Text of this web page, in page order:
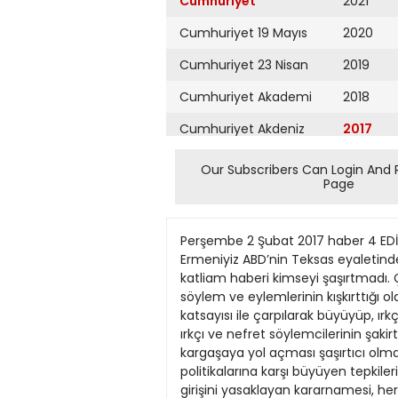
Cumhuriyet 19 Mayıs
Cumhuriyet 23 Nisan
Cumhuriyet Akademi
Cumhuriyet Akdeniz
Cumhuriyet Alışveriş
Cumhuriyet Ankara
Cumhuriyet Büyük
Taaruz
Cumhuriyet
Cumartesi
Cumhuriyet Çevre
2020
2019
2018
2017
2016
2015
2013
2012
2011
2010
2009
Our Subscribers Can Login And
Page
Perşembe 2 Şubat 2017 haber 4 EDİTÖR: ALPER İZBUL TASARIM: ŞÜKRAN İŞCAN ‘Korkusu yargılanmak’ Hepimiz Müslümanız Hepimiz Ermeniyiz ABD’nin Teksas eyaletindeki Victoria Camii’ndeki kundaklama olayı ile Kanada Quebec kentindeki Büyük Cami’deki silahlı katliam haberi kimseyi şaşırtmadı. Çünkü her ikisi de ısmarlanmış olan bu girişimler, ABD’nin yeni Başkanı Donald Trump’ın nefret söylem ve eylemlerinin kışkırttığı olaylardı. Trump’ın ırkçı ve İslamofobik politikaları, tavandan tabana doğru yayılırken ırkçılık ve cehalet katsayısı ile çarpılarak büyüyüp, ırkçı saldırılara veya nefret gösterilerine dönüşüyor. Şu anda dünyada konjonktür de, Trump benzeri ırkçı ve nefret söylemcilerinin şakirtlerinin çoğalmasına elverişli olduğundan, yeni ABD başkanının politikalarının çeşitli ülkelerde kargaşaya yol açması şaşırtıcı olmayacaktır. Ama olayın yalnız bu yanını görür de dünyanın dört bir yanında ve de ABD’de Trump’ın ırkçı politikalarına karşı büyüyen tepkileri ıskalarsak tablo eksik kalır. HHH Gerçekten, Trump’ın yedi Müslüman ülkenin vatandaşlarının ABD’ye girişini yasaklayan kararnamesi, her yerde büyük tepkilere neden oldu. Bu arada geçerli vizeleri olduğu halde sınır dışı edilen iki Irak vatandaşı için Amerikan Sivil Özgürlükler Birliği’nin başvurusu üzerine, New York Federal Yargıcı Ann Donnaly, Trump’ın kararnamesinin geçici olarak askıya alınmasına karar verdi. Ayrıca, ABD’deki 16 eyalet başsavcısı, kararnameyi kınayan bir bildiri yayımladılar. Şu anda dünyanın dört bir yanından Trump’a tepki yağıyor. İslam İşbirliği Teşkilatı, Arap Birliği, Irak, İran, Sudan İslam canibinden seslerini yükseltenler. Tepkiler yalnız bunlarla sınırlı kalmıyor. AB ve başta Fransa ile Almanya olmak üzere Avrupa ülkeleri de kervana katılmış bulunuyorlar. En ilginç gelişme İngiltere’de oldu. Muhalefetteki İngiliz İşçi Partisi’nin girişimiyle İngiltere’ye gelecek olan Trump’ın ziyaretine izin verilmemesi için başlatılan kampanyaya imza koyanların sayısı milyonu aştı. Tepki göstermeyen ise sadece otoriter ve totaliter iki ülke Putin Rusya’sı ile Reis Türkiye’si oldu. Moskova olayın ABD’nin iç meselesi olduğunu söyledi. Ankara’nın ise tüm bu olan biten karşısında gıkı bile çıkmadı. HHH Son yıllarda, İhvan’ı desteklemek için mezbuhane bir gayret içinde olan ve Mursi’ye arka çıkmak adına ne yapacağını bilemeyen Ankara’nın Trump’ın bütün dünyaca kınanan ırkçı, İslam karşıtı çıkışlarına sessiz kalması dehşet verici bir olay. Türkiye’nin bu sessizliği sürerken ABD’de ise, tepkiler yumuşamak bir yana her geçen gün çığ gibi büyüyor, ünlü sanatçıların Trump’ı kınayan açıklamaları, protestocuların görüntüleri ekranlara ve sayfalara yansıyor. Bu tepkiler gelecek